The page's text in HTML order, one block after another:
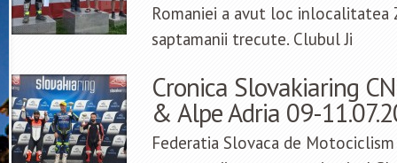
Romaniei a avut loc
saptamanii trecute. Clubul Ji
Cronica Slovakiaring
& Alpe Adria 09-
Federatia Slovaca de